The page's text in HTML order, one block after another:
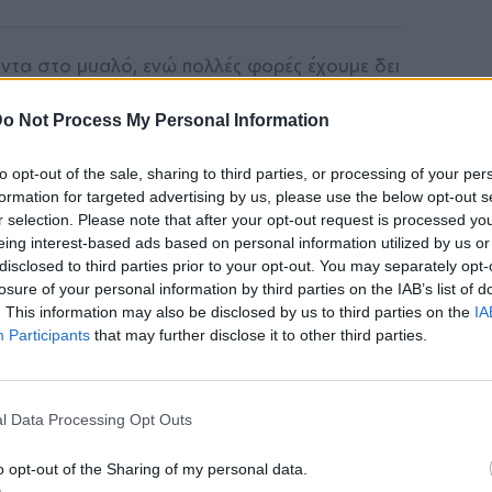
Not Process My Personal Information
opt-out of the sale, sharing to third parties, or processing of your
for targeted advertising by us, please use the below opt-out
selection. Please note that after your opt-out request is processed
interest-based ads based on personal information utilized by us
to third parties prior to your opt-out. You may separately
of your personal information by third parties on the IAB’s list of
This information may also be disclosed by us to third parties on the
Participants that may further disclose it to other third parties.
Data Processing Opt Outs
opt-out of the Sharing of my personal data.
στο μυαλό, ενώ πολλές φορές έχουμε δει
Γιώργος Λιάγκας και η Φαίη Σκορδά, η
είπε αρχικά η Ελένη Μενεγάκη.
αναρωτιέμαι, όταν αυτοί είπαν για
μαζί” είπαν και ποιανού το όνομα θα
ΔΙΑΦΗΜΙΣΗ